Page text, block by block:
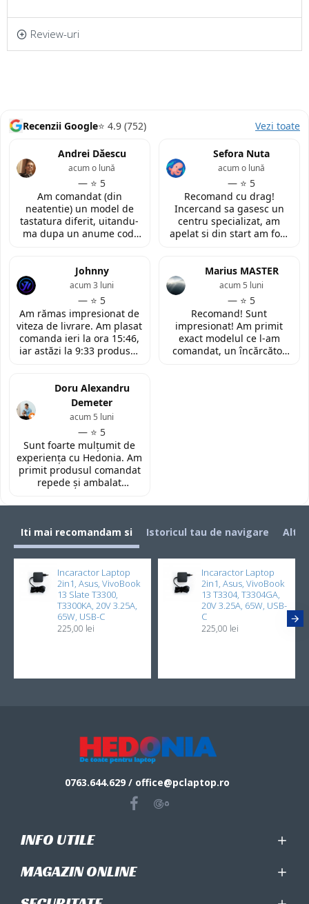
Review-uri
Recenzii Google⭐ 4.9 (752) Vezi toate
Andrei Dăescu
— ⭐ 5
acum o lună
Am comandat (din
neatentie) un model de
tastatura diferit, uitandu-
ma dupa un anume cod.
contactat in urma cererii
de retur si mi-au oferit
modelul potrivit de
tastatura pentru repararea
laptopului. Nu am ce
reprosa! Serviciu prompt si
de incredere!
Sefora Nuta
— ⭐ 5
acum o lună
Recomand cu drag!
Incercand sa gasesc un
centru specializat, am
apelat si din start am fost
fata locului, am fost placut
impresionata de
amabilitatea si priceperea
personalului. Multumesc
tare mult pentru ajutorul
oferit!
Johnny
— ⭐ 5
acum 3 luni
Am rămas impresionat de
viteza de livrare. Am plasat
comanda ieri la ora 15:46,
iar astăzi la 9:33 produsul
exact conform descrierii,
ambalată corespunzător și
la un preț foarte
toată încrederea!
Marius MASTER
— ⭐ 5
acum 5 luni
Recomand! Sunt
impresionat! Am primit
exact modelul ce l-am
comandat, un încărcător
Doru Alexandru
Demeter
— ⭐ 5
acum 5 luni
Sunt foarte mulțumit de
experiența cu Hedonia. Am
primit produsul comandat
repede și ambalat
fost foarte bun față de alte
Iti mai recomandam si
Istoricul tau de navigare Alti
Incaractor Laptop
2in1, Asus, VivoBook
13 Slate T3300,
T3300KA, 20V 3.25A,
65W, USB-C
225,00 lei
Incaractor Laptop
2in1, Asus, VivoBook
13 T3304, T3304GA,
20V 3.25A, 65W, USB-
C
225,00 lei
0763.644.629 / office@pclaptop.ro
INFO UTILE
MAGAZIN ONLINE